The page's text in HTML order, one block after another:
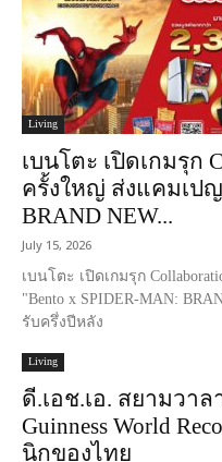
Living
เบนโตะ เปิดเกมรุก
ครั้งใหญ่ ส่งแคมเปญ
BRAND NEW...
July 15, 2026
เบนโตะ เปิดเกมรุก
"Bento x SPIDER-MAN:
รับครึ่งปีหลัง
Living
ดี.เอช.เอ. สยามวา
Guinness World
นิกของไทย